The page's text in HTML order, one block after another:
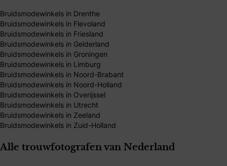
Bruidsmodewinkels in Drenthe
Bruidsmodewinkels in Flevoland
Bruidsmodewinkels in Friesland
Bruidsmodewinkels in Gelderland
Bruidsmodewinkels in Groningen
Bruidsmodewinkels in Limburg
Bruidsmodewinkels in Noord-Brabant
Bruidsmodewinkels in Noord-Holland
Bruidsmodewinkels in Overijssel
Bruidsmodewinkels in Utrecht
Bruidsmodewinkels in Zeeland
Bruidsmodewinkels in Zuid-Holland
Alle trouwfotografen van Nederland